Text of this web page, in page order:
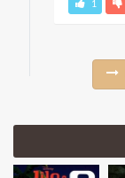
1